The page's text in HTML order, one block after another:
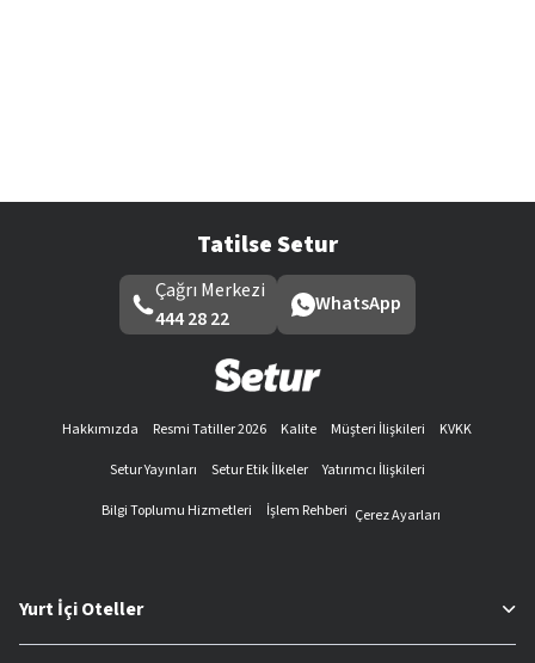
Tatilse Setur
Çağrı Merkezi
444 28 22
WhatsApp
Hakkımızda Resmi Tatiller 2026 Kalite Müşteri İlişkileri
KVKK
Setur Yayınları
Setur Etik İlkeler
Yatırımcı İlişkileri
Bilgi Toplumu Hizmetleri
İşlem Rehberi Çerez Ayarları
Yurt İçi Oteller